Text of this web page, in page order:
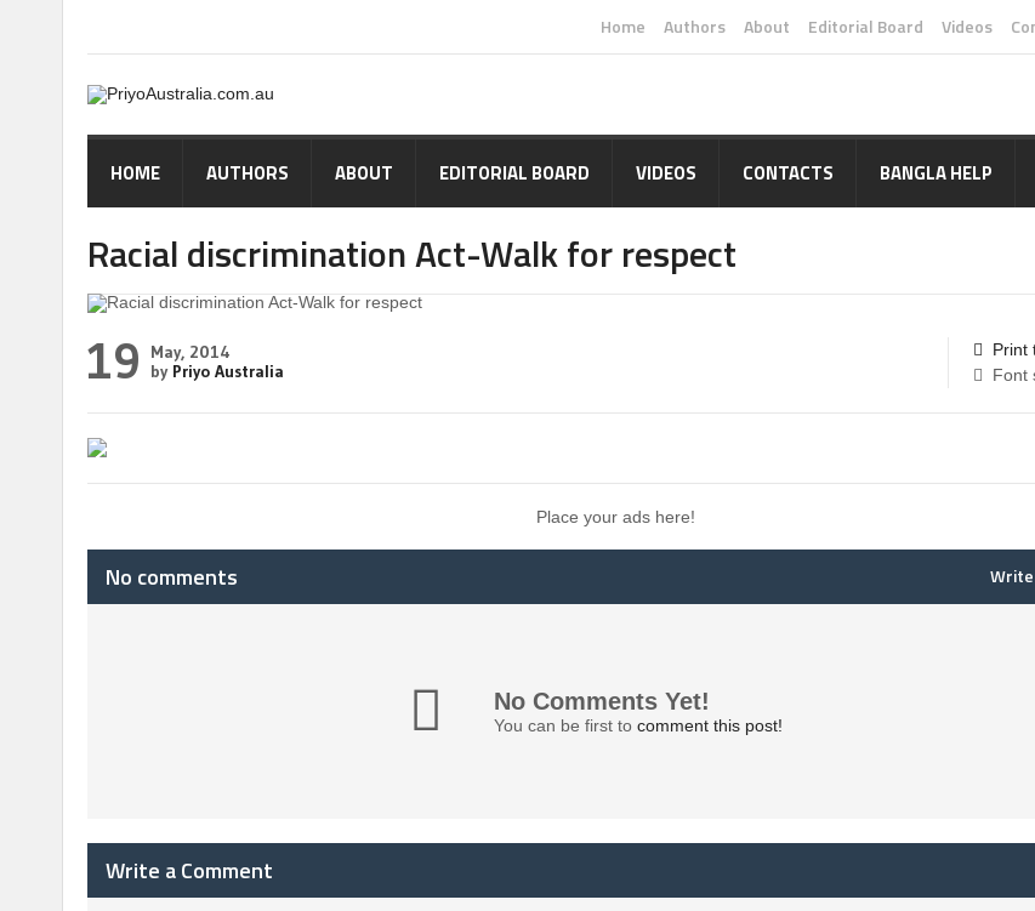
Home Authors About Editorial Board Videos
HOME AUTHORS ABOUT EDITORIAL BOARD VIDEOS CONTACTS BANGLA HELP
Racial discrimination Act-Walk for respect
19
May, 2014
by Priyo Australia
Print
Font
Place your ads here!
No comments
No Comments Yet!
You can be first to comment this post!
Write a Comment